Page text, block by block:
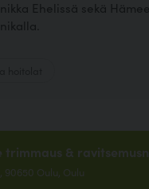
Ehelissä sekä
trimmaus &
90650 Oulu, Oulu